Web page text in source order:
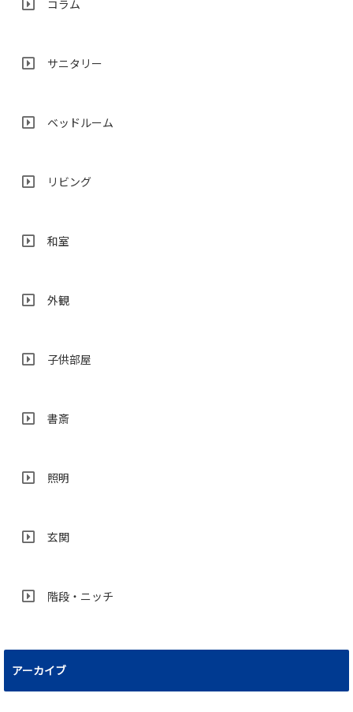
コラム
サニタリー
ベッドルーム
リビング
和室
外観
子供部屋
書斎
照明
玄関
階段・ニッチ
アーカイブ